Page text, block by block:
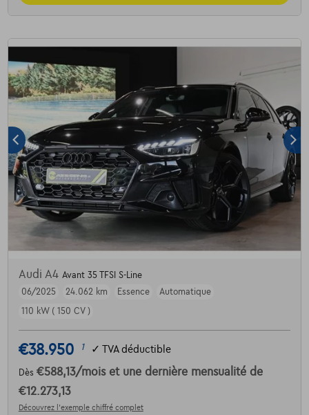
Audi A4 Avant 35 TFSI S-Line
06/2025
24.062 km Essence
Automatique
110 kW ( 150 CV )
€38.950 1 ✓ TVA déductible
Dès €588,13/mois et une dernière mensualité de
€12.273,13
Découvrez l’exemple chiffré complet